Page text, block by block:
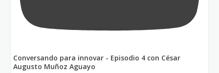
Conversando para innovar - Episodio 4 con César
Augusto Muñoz Aguayo